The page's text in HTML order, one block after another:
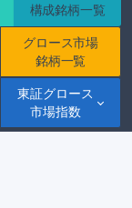
構成銘柄一覧
グロース市場
銘柄一覧
東証グロース
市場指数